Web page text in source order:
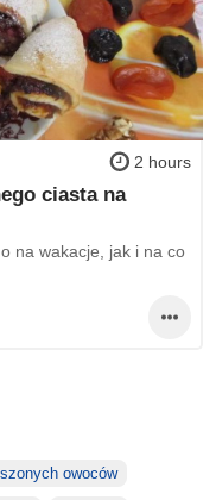
2 hours
ciasta na
na wakacje, jak i na co
owoców